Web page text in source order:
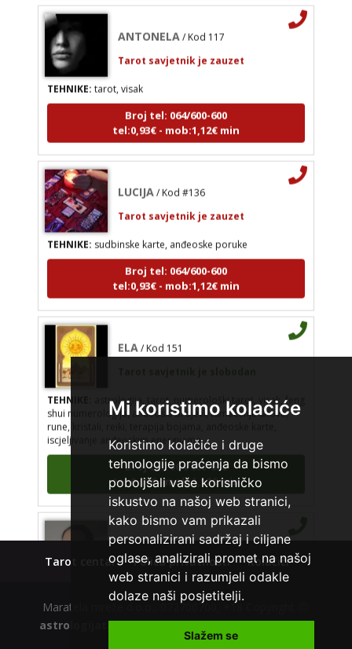
Mi koristimo kolačiće
Koristimo kolačiće i druge
tehnologije praćenja da bismo
poboljšali vaše korisničko
iskustvo na našoj web stranici,
kako bismo vam prikazali
personalizirani sadržaj i ciljane
oglase, analizirali promet na našoj
web stranici i razumjeli odakle
dolaze naši posjetitelji.
Slažem se
tel:0,93€ - mob:1,12€ min
ANTONELA / Kod 117
Tarot savjetnik je zauzet
TEHNIKE:tarot, visak
Broj tel: 064/600-600
tel:0,93€ - mob:1,12€ min
LUCIJA / Kod #136
Tarot savjetnik je zauzet
TEHNIKE:sudbinske karte, anđeoske poruke
Broj tel: 064/600-600
tel:0,93€ - mob:1,12€ min
ELA / Kod 151
TEHNIKE:
shui numerologija, anđeoski brojevi, tumačenje snova,
rune, kristali, reiki, terapija bojama, anđeoske karte,
iscjeljivanje anđeoskim energijama
Broj tel: 064/600-600
tel:0,93€ - mob:1,12€ min
TEODORA/ Kod 29
Tarot savjetnik je slobodan
tarot, lenormand, crowley, visak, kristalna
kugla, terapija kristalima, čišćenje sure, izrada amajlija za
ljubav, novac, posao, urođena vidovitost, astrologija,
kristali, karmička astrologija analiza snova, magijski rituali
Tarot centar Polica privatnosti Kolačići
Maratela mreže d.o.o., 072700700, +18 Copyright Ⓒ
astrologijatarot.com| Usluge smiju koristiti osobe
starije od +18 godina.